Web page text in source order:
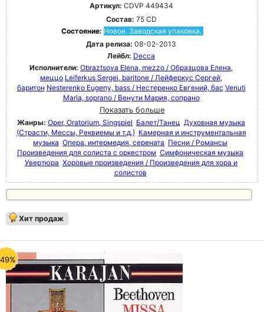
Артикул: CDVP 449434
Состав: 75 CD
Состояние: Новое. Заводская упаковка.
Дата релиза: 08-02-2013
Лейбл: Decca
Исполнители: Obraztsova Elena, mezzo / Образцова Елена,
меццо Leiferkus Sergei, baritone / Лейферкус Сергей,
баритон Nesterenko Eugeny, bass / Нестеренко Евгений, бас Venuti
Maria, soprano / Венути Мария, сопрано
Показать больше
Жанры: Oper, Oratorium, Singspiel Балет/Танец Духовная музыка
(Страсти, Мессы, Реквиемы и т.д.) Камерная и инструментальная
музыка Опера, интермедия, серената Песни / Романсы
Произведения для солиста с оркестром Симфоническая музыка
Увертюра Хоровые произведения / Произведения для хора и
солистов
Хит продаж